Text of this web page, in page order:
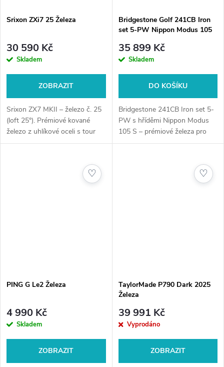
Srixon ZXi7 25 Železa
30 590 Kč
Skladem
ZOBRAZIT
Srixon ZX7 MKII – železo č. 25
(loft 25°). Prémiové kované
železo z uhlíkové oceli s tour
designem, maximální kontrolou
Bridgestone Golf 241CB Iron
set 5-PW Nippon Modus 105
35 899 Kč
Skladem
DO KOŠÍKU
Bridgestone 241CB Iron set 5-
PW s hříděmi Nippon Modus
105 S – prémiové železa pro
precizní hru.
PING G Le2 Železa
4 990 Kč
Skladem
ZOBRAZIT
♡
TaylorMade P790 Dark 2025
Železa
39 991 Kč
Vyprodáno
ZOBRAZIT
♡